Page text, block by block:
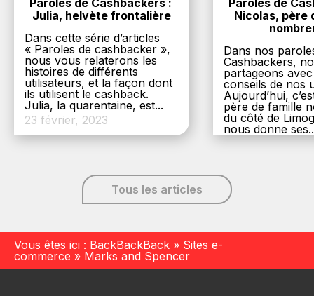
Paroles de Cashbackers :
Julia, helvète frontalière
Dans cette série d’articles
« Paroles de cashbacker »,
nous vous relaterons les
histoires de différents
utilisateurs, et la façon dont
ils utilisent le cashback.
Julia, la quarentaine, est...
23 février, 2023
Paroles de
Nicolas, père
Dans nos
Cashbackers,
partageons
conseils de nos
Aujourd’hui,
père de famille
du côté de
nous donne
Tous les articles
Vous êtes ici : BackBackBack » Sites e-
commerce » Marks and Spencer